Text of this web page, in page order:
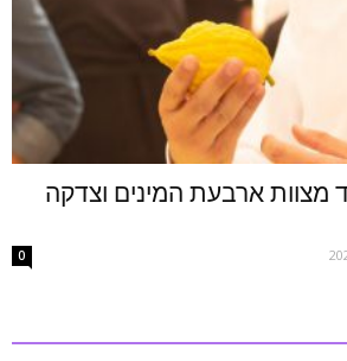
מצוות ארבעת המינים וצדקה
0